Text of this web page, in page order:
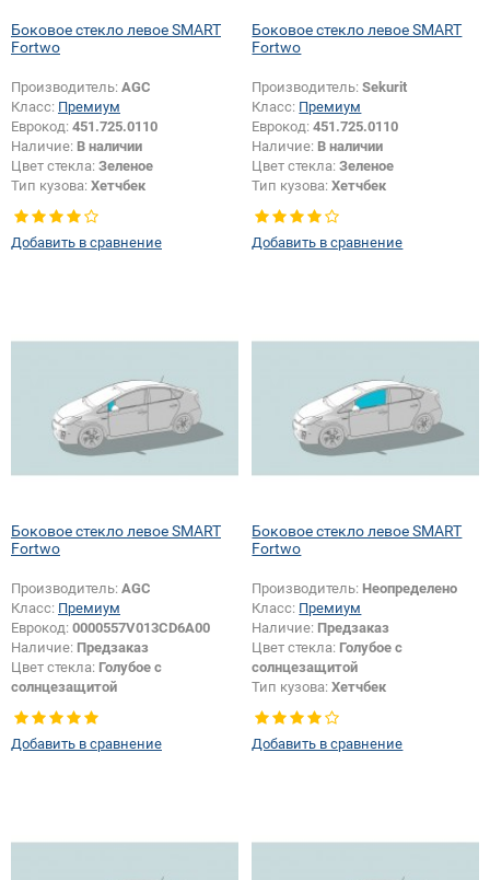
Боковое стекло левое SMART
Fortwo
Производитель: AGC
Класс: Премиум
Еврокод: 451.725.0110
Наличие: В наличии
Цвет стекла: Зеленое
Тип кузова: Хетчбек
Тип стекла: Боковое стекло левое
Добавить в сравнение
Боковое стекло левое SMART
Fortwo
Производитель:Sekurit
Класс: Премиум
Еврокод:451.725.0110
Наличие: В наличии
Цвет стекла:Зеленое
Тип кузова:Хетчбек
Тип стекла:Боковое стекло левое
Добавить в сравнение
Боковое стекло левое SMART
Fortwo
Производитель: AGC
Класс: Премиум
Еврокод: 0000557V013CD6A00
Наличие: Предзаказ
Цвет стекла: Голубое с
солнцезащитой
Тип стекла:Боковое стекло левое
Добавить в сравнение
Боковое стекло левое SMART
Fortwo
Производитель: Неопределено
Класс: Премиум
Наличие: Предзаказ
Цвет стекла: Голубое с
солнцезащитой
Тип кузова:Хетчбек
Добавить в сравнение